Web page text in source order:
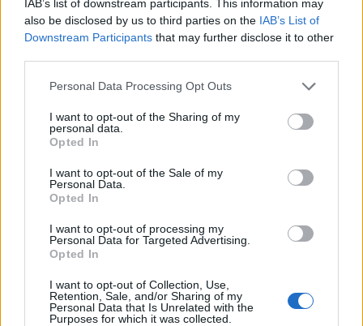
IAB’s list of downstream participants. This information may
also be disclosed by us to third parties on the IAB’s List of
Downstream Participants that may further disclose it to other
Personal Data Processing Opt Outs
I want to opt-out of the Sharing of my
personal data.
Opted In
I want to opt-out of the Sale of my
Personal Data.
Opted In
I want to opt-out of processing my
Personal Data for Targeted Advertising.
Opted In
I want to opt-out of Collection, Use,
Retention, Sale, and/or Sharing of my
Personal Data that Is Unrelated with the
Purposes for which it was collected.
Ακτοπλοΐα – Ποιοι ελέγχουν το 60% του συνολικού
στόλου»
Δωδεκάνησα: Νέο Ακτινοθεραπευτικό Κέντρο και
ενίσχυση του ΕΣΥ στη Ρόδο, σύμφωνα με τον υπ. Υγείας,